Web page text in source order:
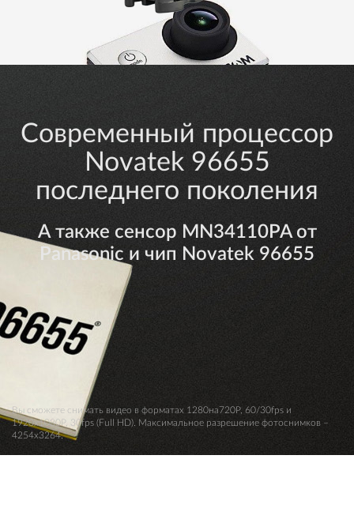
Современный процессор
Novatek 96655
последнего поколения
А также сенсор MN34110PA от
Panasonic и чип Novatek 96655
Вы сможете снимать видео в форматах 1280на720P, 60/30fps и
1920х1080P, 30fps (Full HD). Максимальное разрешение фотоснимков –
4254х3264.